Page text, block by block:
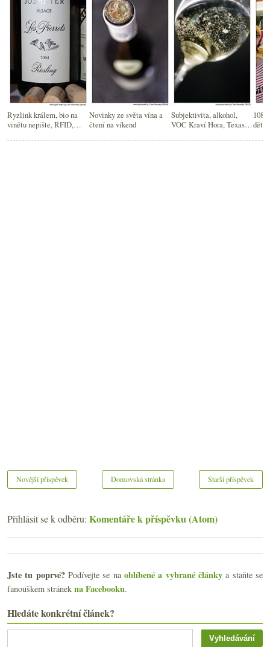
Ryzlink králem, bio na
vinětu nepište, RFID,
Novinky ze světa vína a
čtení na víkend
Subjektivita, alkohol,
VOC Kraví Hora, Texas a
108
Novější příspěvek Starší příspěvek
Domovská stránka
Přihlásit se k odběru: Komentáře k příspěvku (Atom)
Jste tu poprvé?Podívejte se naoblíbené a vybrané články a staňte se
fanouškem stránek na Facebooku.
Hledáte konkrétní článek?